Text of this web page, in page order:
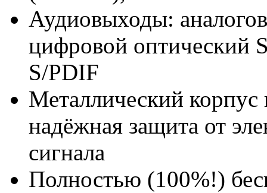
Аудиовыходы:
цифровой оптический
S/PDIF
Металлический корпус
надёжная защита от
сигнала
Полностью (100%!)